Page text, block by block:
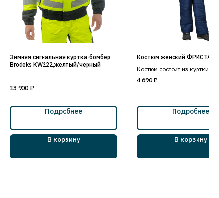
Зимняя сигнальная куртка-бомбер
Brodeks KW222,желтый/черный
13 900 ₽
Подробнее
В корзину
Костюм женский
Костюм состоит из куртки и
4 690 ₽
Подробнее
В корзину